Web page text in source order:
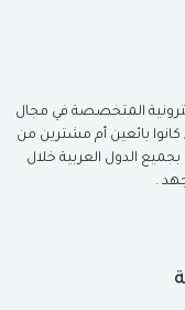
المتخصصة في مجال
بائعين أم مشترين من
الدول العربية خلال
.